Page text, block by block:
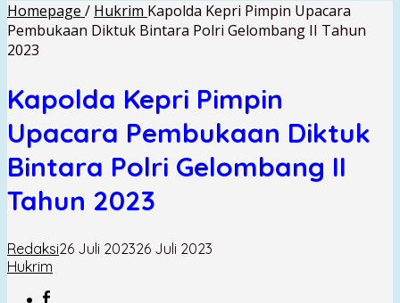
Homepage / Hukrim Kapolda Kepri Pimpin Upacara
Pembukaan Diktuk Bintara Polri Gelombang II Tahun
2023
Kapolda Kepri Pimpin
Upacara Pembukaan Diktuk
Bintara Polri Gelombang II
Tahun 2023
Redaksi26 Juli 202326 Juli 2023
Hukrim